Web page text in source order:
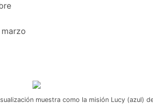
muestra como la misión Lucy (azul)